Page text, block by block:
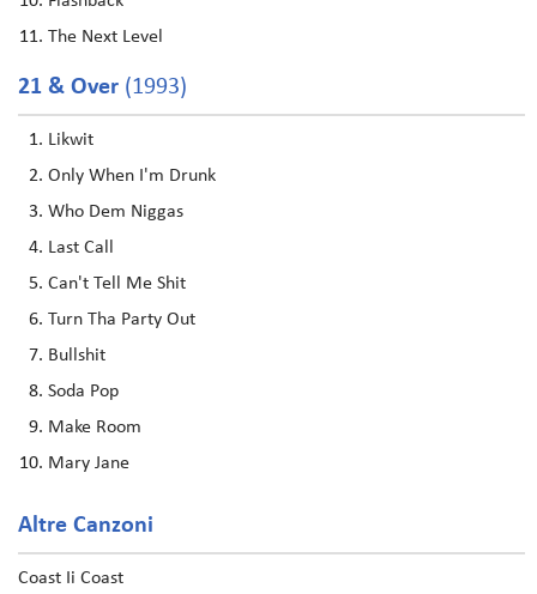
The Next Level
21 & Over (1993)
Likwit
Only When I'm Drunk
Who Dem Niggas
Last Call
Can't Tell Me Shit
Turn Tha Party Out
Bullshit
Soda Pop
Make Room
Mary Jane
Altre Canzoni
Coast Ii Coast